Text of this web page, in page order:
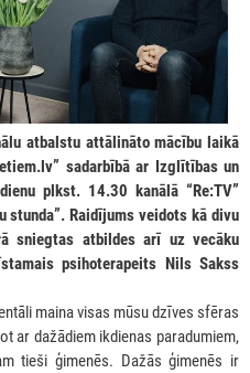
atbalstu attālināto mācību laikā
sadarbībā ar Izglītības un
plkst. 14.30 kanālā “Re:TV”
stunda”. Raidījums veidots kā divu
sniegtas atbildes arī uz vecāku
psihoterapeits Nils Sakss
maina visas mūsu dzīves sfēras
ar dažādiem ikdienas paradumiem,
tieši ģimenēs. Dažās ģimenēs ir